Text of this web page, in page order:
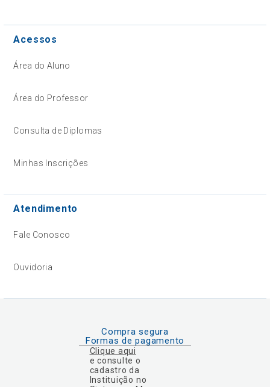
Acessos
Área do Aluno
Área do Professor
Consulta de Diplomas
Minhas Inscrições
Atendimento
Fale Conosco
Ouvidoria
Compra segura
Formas de pagamento
Clique aqui
e consulte o
cadastro da
Instituição no